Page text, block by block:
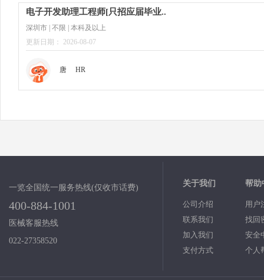
电子开发助理工程师[只招应届毕业..
深圳市 | 不限 | 本科及以上
更新日期： 2026-08-07
唐 HR
一览全国统一服务热线(仅收市话费)
400-884-1001
医械客服热线
022-27358520
关于我们
公司介绍
联系我们
加入我们
支付方式
帮助
用户
找回
安全
个人